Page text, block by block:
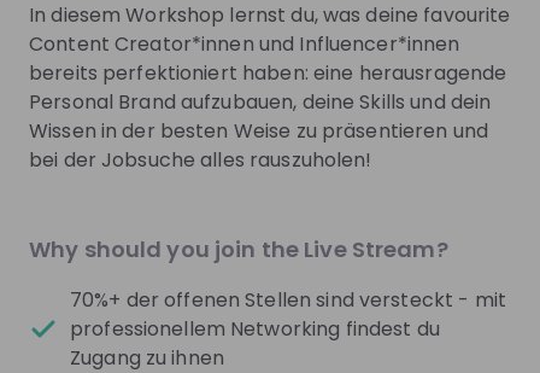
Gaby Wasensteiner
Senior Brand Manager
Melissa
Field Marketing
Live streams
In diesem Workshop lernst du, was deine favourite
Content Creator*innen und Influencer*innen
bereits perfektioniert haben: eine herausragende
Personal Brand aufzubauen, deine Skills und dein
Wissen in der besten Weise zu präsentieren und
bei der Jobsuche alles rauszuholen!
Why should you join the Live Stream?
70%+ der offenen Stellen sind versteckt - mit
professionellem Networking findest du
Zugang zu ihnen